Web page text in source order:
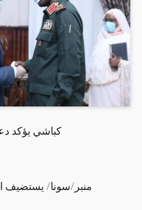
كباشي يؤكد
منبر/سونا/ يستضيف